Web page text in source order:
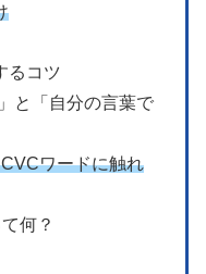
るコツ
と「自分の言葉で
ワードに触れ
何？